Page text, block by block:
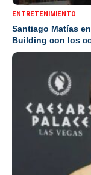
ENTRETENIMIENTO
Santiago Matías
Building con los